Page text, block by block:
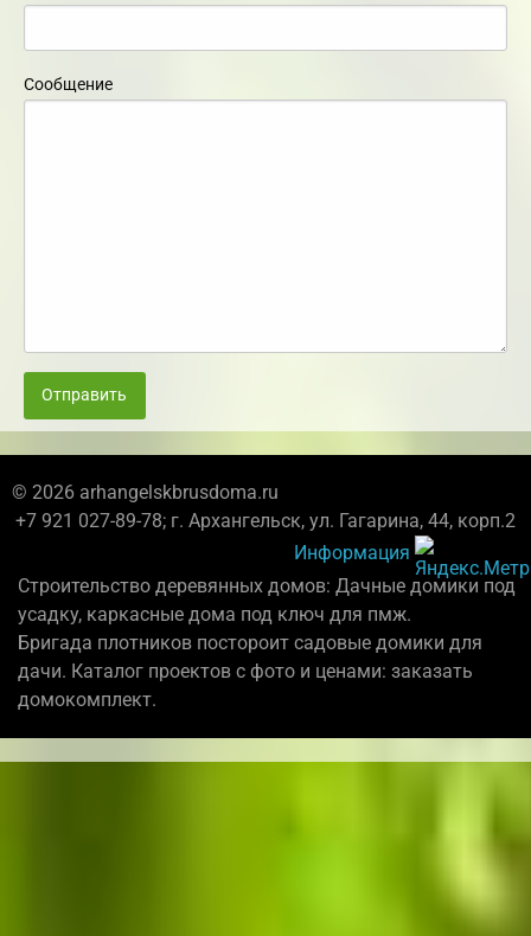
Сообщение
Отправить
© 2026 arhangelskbrusdoma.ru
+7 921 027-89-78; г. Архангельск, ул. Гагарина, 44, корп.2
Информация
Строительство деревянных домов: Дачные домики под
усадку, каркасные дома под ключ для пмж.
Бригада плотников постороит садовые домики для
дачи. Каталог проектов с фото и ценами: заказать
домокомплект.